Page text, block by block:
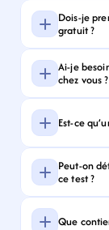
Dois-je
gratuit ?
Ai-je
chez vous ?
Est-ce
Peut-on
ce test ?
Que